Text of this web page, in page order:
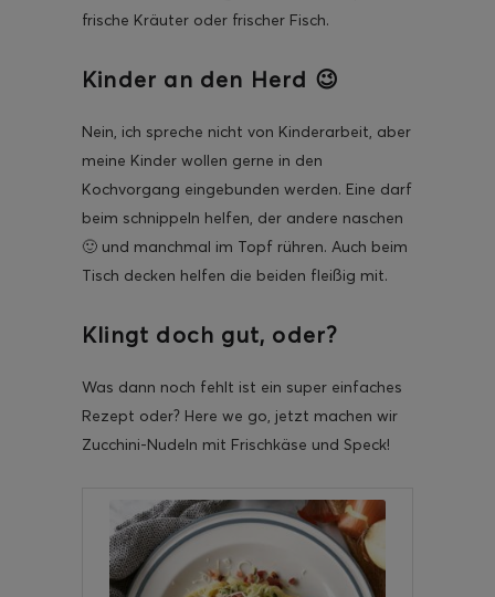
frische Kräuter oder frischer Fisch.
Kinder an den Herd 😉
Nein, ich spreche nicht von Kinderarbeit, aber
meine Kinder wollen gerne in den
Kochvorgang eingebunden werden. Eine darf
beim schnippeln helfen, der andere naschen
🙂 und manchmal im Topf rühren. Auch beim
Tisch decken helfen die beiden fleißig mit.
Klingt doch gut, oder?
Was dann noch fehlt ist ein super einfaches
Rezept oder? Here we go, jetzt machen wir
Zucchini-Nudeln mit Frischkäse und Speck!